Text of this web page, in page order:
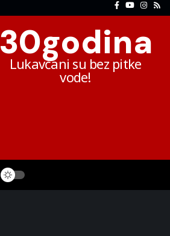
30godina
Lukavčani su bez pitke
vode!